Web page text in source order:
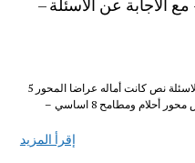
الاجابة عن الاسئلة –
شرح نص كانت أماله عراضا مع الاجابة عن الاسئلة نص كانت أماله عراضا المحور 5
الخامس محور أحلام ومطامح – شرح نصوص محور أحلام ومطامح 8 اساسي –
إقرأ المزيد